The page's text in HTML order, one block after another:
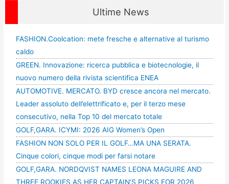
Ultime News
FASHION.Coolcation: mete fresche e alternative al turismo
caldo
GREEN. Innovazione: ricerca pubblica e biotecnologie, il
nuovo numero della rivista scientifica ENEA
AUTOMOTIVE. MERCATO. BYD cresce ancora nel mercato.
Leader assoluto dell’elettrificato e, per il terzo mese
consecutivo, nella Top 10 del mercato totale
GOLF,GARA. ICYMI: 2026 AIG Women’s Open
FASHION NON SOLO PER IL GOLF…MA UNA SERATA.
Cinque colori, cinque modi per farsi notare
GOLF,GARA. NORDQVIST NAMES LEONA MAGUIRE AND
THREE ROOKIES AS HER CAPTAIN’S PICKS FOR 2026